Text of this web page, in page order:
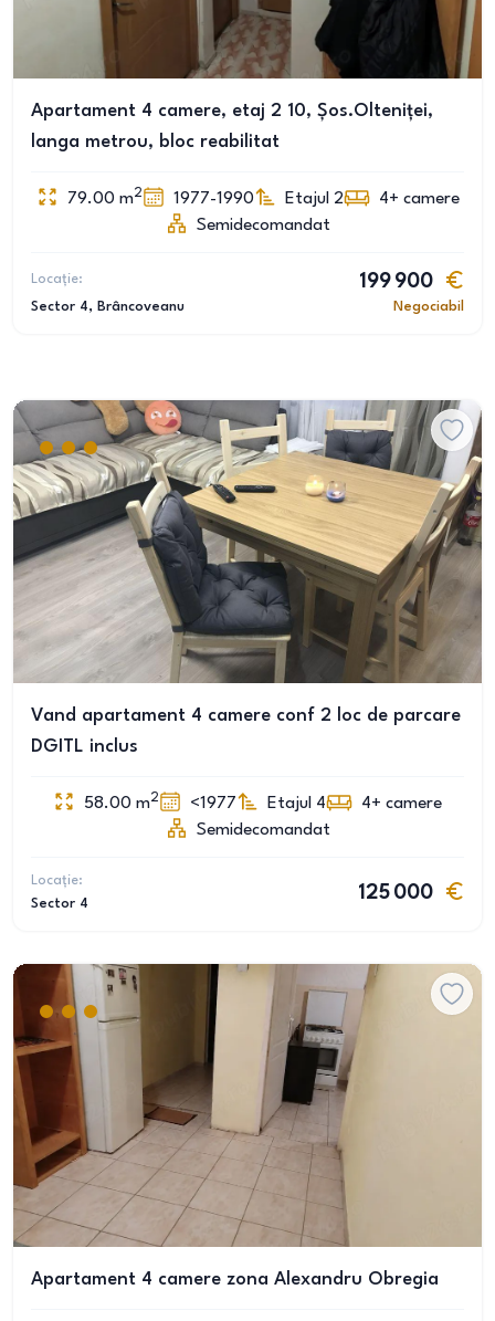
Apartament 4 camere, etaj 2 10, Șos.Olteniței,
langa metrou, bloc reabilitat
79.00 m2 1977-1990 Etajul 2 4+ camere
Semidecomandat
Locație:
Sector 4, Brâncoveanu
199 900
Negociabil
Vand apartament 4 camere conf 2 loc de parcare
DGITL inclus
58.00 m2 <1977 Etajul 4 4+ camere
Semidecomandat
Locație:
Sector 4
125 000
Apartament 4 camere zona Alexandru Obregia